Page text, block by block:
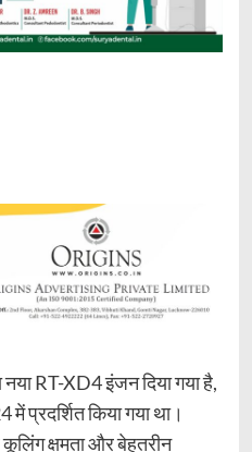
RT-XD4 इंजन दिया गया है,
प्रदर्शित किया गया था।
क्षमता और बेहतरीन